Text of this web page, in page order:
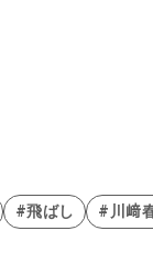
#飛ばし #川﨑